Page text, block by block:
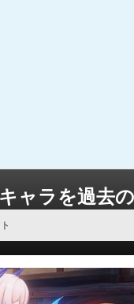
ャラを過去